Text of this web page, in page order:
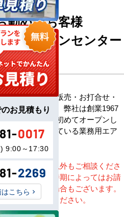
勤めのお客様
店エアコンセンター
・空調機器の販売・お打合せ・
して承ります。弊社は創業1967
販売を日本で初めてオープンし
愛顧いただいている業務用エア
。
※記載地域以外もご相談くださ
い。地域・時期によってはお請
けできない場合もございます。
直接ご相談ください。
お見積もり
0017
9:00～17:30
2269
こちら